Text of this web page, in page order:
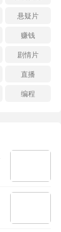
悬疑片
赚钱
剧情片
直播
编程